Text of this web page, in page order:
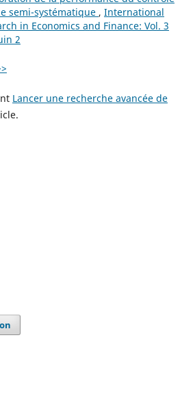
semi-systématique , International
in Economics and Finance: Vol. 3
2
Lancer une recherche avancée de